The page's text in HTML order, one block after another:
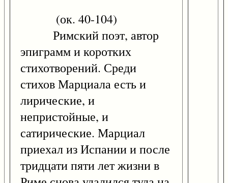
(ок. 40-104)
Римский поэт, автор
эпиграмм и коротких
стихотворений. Среди
стихов Марциала есть и
лирические, и
непристойные, и
сатирические. Марциал
приехал из Испании и после
тридцати пяти лет жизни в